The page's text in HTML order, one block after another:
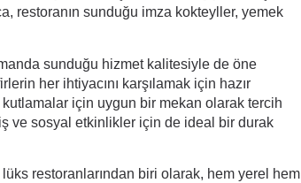
restoranın sunduğu imza kokteyller, yemek
sunduğu hizmet kalitesiyle de öne
her ihtiyacını karşılamak için hazır
için uygun bir mekan olarak tercih
ve sosyal etkinlikler için de ideal bir durak
restoranlarından biri olarak, hem yerel hem